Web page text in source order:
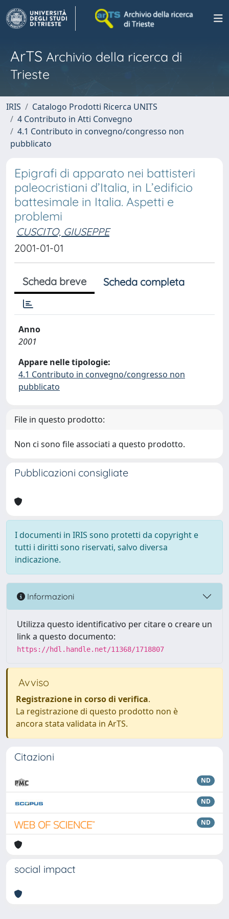
ArTS Archivio della ricerca di
Trieste
IRIS
Catalogo Prodotti Ricerca UNITS
4 Contributo in Atti Convegno
4.1 Contributo in convegno/congresso non
pubblicato
Epigrafi di apparato nei battisteri
paleocristiani d’Italia, in L’edificio
battesimale in Italia. Aspetti e
problemi
CUSCITO, GIUSEPPE
2001-01-01
Scheda breve Scheda completa
Anno
2001
Appare nelle tipologie:
4.1 Contributo in convegno/congresso non
pubblicato
File in questo prodotto:
Non ci sono file associati a questo prodotto.
Pubblicazioni consigliate
I documenti in IRIS sono protetti da copyright e
tutti i diritti sono riservati, salvo diversa
indicazione.
Informazioni
Utilizza questo identificativo per citare o creare un
link a questo documento:
https://hdl.handle.net/11368/1718807
Avviso
Registrazione in corso di verifica.
La registrazione di questo prodotto non è
ancora stata validata in ArTS.
Citazioni
ND
ND
ND
social impact